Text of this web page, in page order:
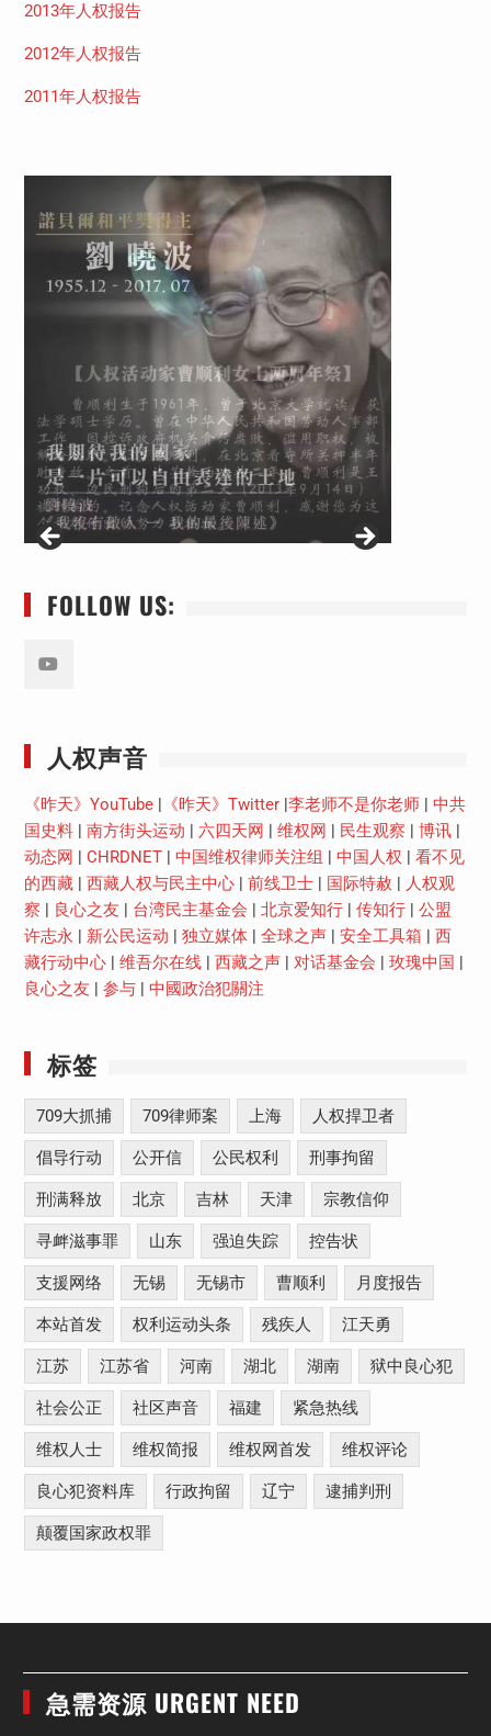
2013年人权报告
2012年人权报告
2011年人权报告
FOLLOW US:
人权声音
《昨天》YouTube| 《昨天》Twitter| 李老师不是你老师| 中共
国史料| 南方街头运动 六四天网 维权网 民生观察 博讯|
动态网
CHRDNET| 中国维权律师关注组 中国人权
看不见
的西藏| 西藏人权与民主中心| 前线卫士| 国际特赦
人权观
察
良心之友 台湾民主基金会 北京爱知行| 传知行| 公盟
许志永
新公民运动 独立媒体| 全球之声| 安全工具箱
西
藏行动中心| 维吾尔在线| 西藏之声| 对话基金会 玫瑰中国
良心之友
参与| 中國政治犯關注
标签
709大抓捕 709律师案 上海 人权捍卫者
倡导行动 公开信 公民权利 刑事拘留
刑满释放 北京 吉林 天津 宗教信仰
寻衅滋事罪 山东 强迫失踪 控告状
支援网络 无锡 无锡市 曹顺利 月度报告
本站首发 权利运动头条 残疾人 江天勇
江苏 江苏省 河南 湖北 湖南 狱中良心犯
社会公正 社区声音 福建 紧急热线
维权人士 维权简报 维权网首发 维权评论
良心犯资料库 行政拘留 辽宁 逮捕判刑
颠覆国家政权罪
急需资源 URGENT NEED